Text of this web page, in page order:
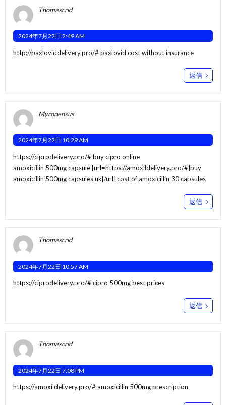
Thomascrid
2024年7月22日 2:49 AM
http://paxloviddelivery.pro/# paxlovid cost without insurance
返信
Myronensus
2024年7月22日 10:29 AM
https://ciprodelivery.pro/# buy cipro online
amoxicillin 500mg capsule [url=https://amoxildelivery.pro/#]buy
amoxicillin 500mg capsules uk[/url] cost of amoxicillin 30 capsules
返信
Thomascrid
2024年7月22日 10:57 AM
https://ciprodelivery.pro/# cipro 500mg best prices
返信
Thomascrid
2024年7月22日 7:08 PM
https://amoxildelivery.pro/# amoxicillin 500mg prescription